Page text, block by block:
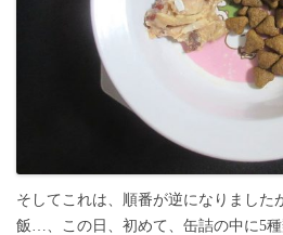
そしてこれは、順番が逆になりました
飯…、この日、初めて、缶詰の中に5